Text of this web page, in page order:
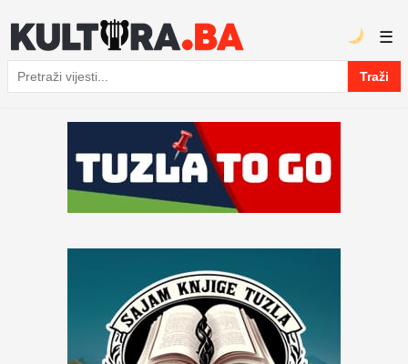
Pretraga
Traži
☰